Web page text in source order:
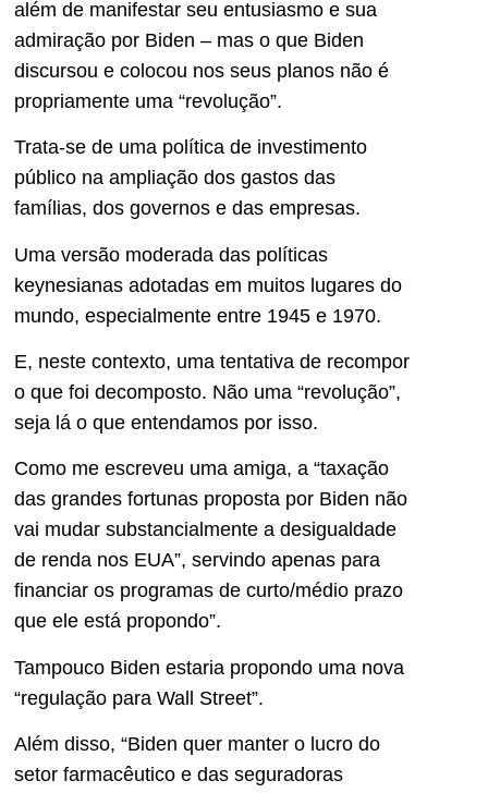
além de manifestar seu entusiasmo e sua
admiração por Biden – mas o que Biden
discursou e colocou nos seus planos não é
propriamente uma “revolução”.
Trata-se de uma política de investimento
público na ampliação dos gastos das
famílias, dos governos e das empresas.
Uma versão moderada das políticas
keynesianas adotadas em muitos lugares do
mundo, especialmente entre 1945 e 1970.
E, neste contexto, uma tentativa de recompor
o que foi decomposto. Não uma “revolução”,
seja lá o que entendamos por isso.
Como me escreveu uma amiga, a “taxação
das grandes fortunas proposta por Biden não
vai mudar substancialmente a desigualdade
de renda nos EUA”, servindo apenas para
financiar os programas de curto/médio prazo
que ele está propondo”.
Tampouco Biden estaria propondo uma nova
“regulação para Wall Street”.
Além disso, “Biden quer manter o lucro do
setor farmacêutico e das seguradoras